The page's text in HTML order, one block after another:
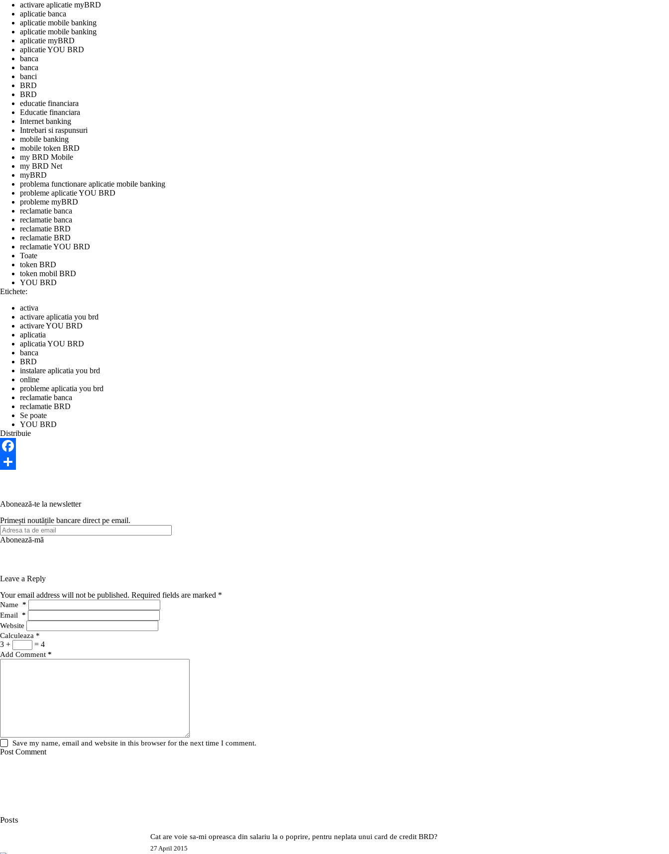
activare aplicatie myBRD
aplicatie banca
aplicatie mobile banking
aplicatie mobile banking
aplicatie myBRD
aplicatie YOU BRD
banca
banca
banci
BRD
BRD
educatie financiara
Educatie financiara
Internet banking
Intrebari si raspunsuri
mobile banking
mobile token BRD
my BRD Mobile
my BRD Net
myBRD
problema functionare aplicatie mobile banking
probleme aplicatie YOU BRD
probleme myBRD
reclamatie banca
reclamatie banca
reclamatie BRD
reclamatie BRD
reclamatie YOU BRD
Toate
token BRD
token mobil BRD
YOU BRD
Etichete:
activa
activare aplicatia you brd
activare YOU BRD
aplicatia
aplicatia YOU BRD
banca
BRD
instalare aplicatia you brd
online
probleme aplicatia you brd
reclamatie banca
reclamatie BRD
Se poate
YOU BRD
Distribuie
F
e
b
o
a
r
e
Abonează-te la newsletter
Primești noutățile bancare direct pe email.
Leave a Reply
Your email address will not be published. Required fields are marked *
Name *
Email *
Website
Calculeaza *
3 + = 4
Add Comment *
Save my name, email and website in this browser for the next time I comment.
Post Comment
Posts
Cat are voie sa-mi opreasca din salariu la o poprire, pentru neplata unui card de credit BRD?
27 April 2015